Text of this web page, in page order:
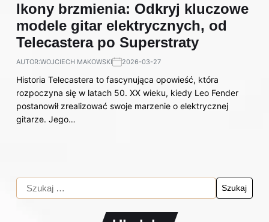
Ikony brzmienia: Odkryj kluczowe
modele gitar elektrycznych, od
Telecastera po Superstraty
AUTOR:WOJCIECH MAKOWSKI 2026-03-27
Historia Telecastera to fascynująca opowieść, która
rozpoczyna się w latach 50. XX wieku, kiedy Leo Fender
postanowił zrealizować swoje marzenie o elektrycznej
gitarze. Jego…